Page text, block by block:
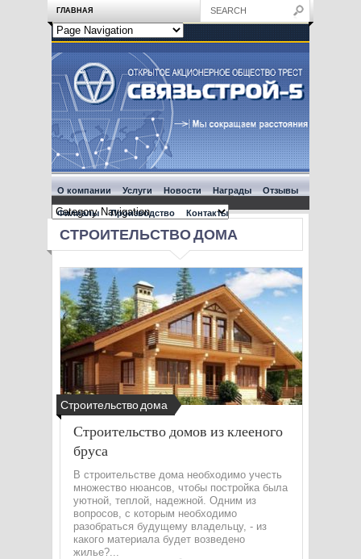
ГЛАВНАЯ
О компании Услуги Новости Награды Отзывы
Филиалы Производство Контакты
СТРОИТЕЛЬСТВО ДОМА
Строительство дома
Строительство домов из клееного
бруса
В строительстве дома необходимо учесть
множество нюансов, чтобы постройка была
уютной, теплой, надежной. Одним из
вопросов, с которым необходимо
разобраться будущему владельцу, - из
какого материала будет возведено
жилье?...